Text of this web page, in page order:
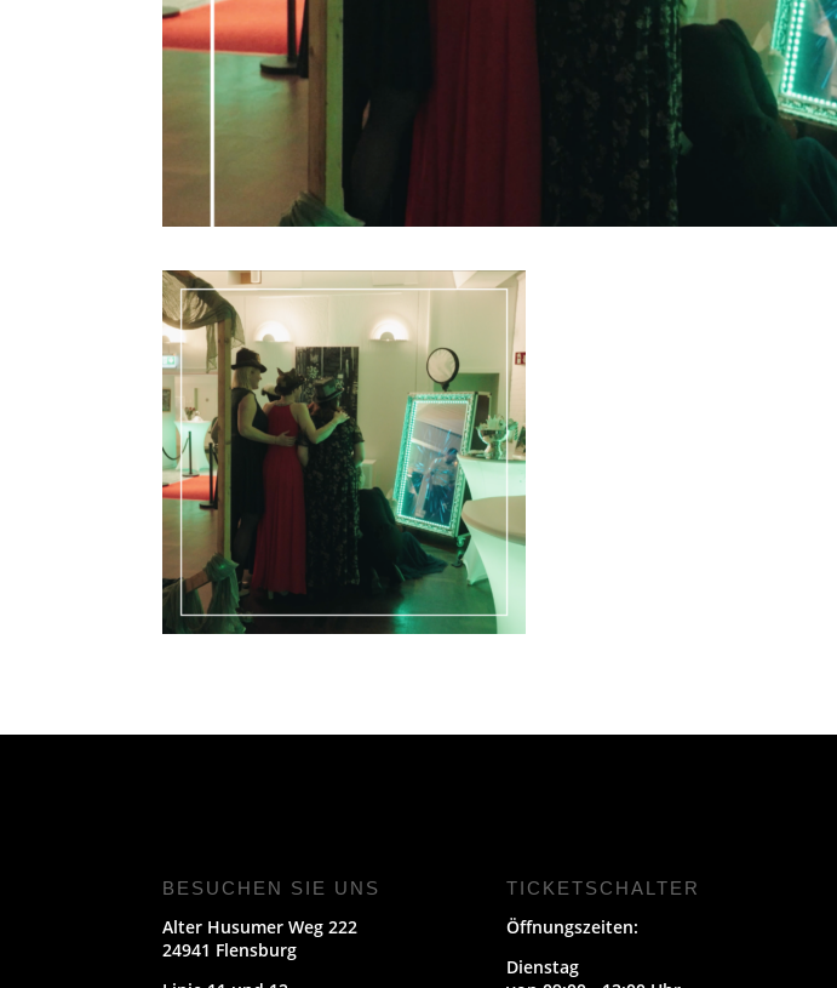
BESUCHEN SIE UNS
Alter Husumer Weg 222
24941 Flensburg
TICKETSCHALTER
Öffnungszeiten:
Dienstag